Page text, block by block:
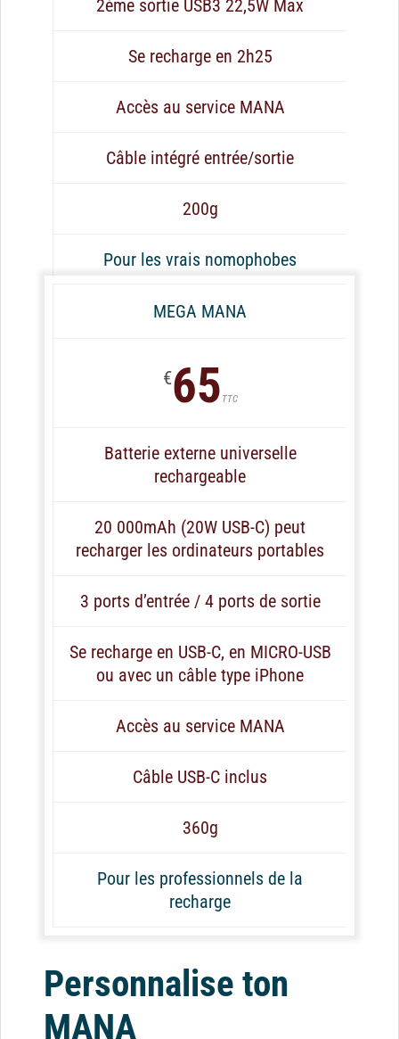
2ème sortie USB3 22,5W Max
Se recharge en 2h25
Accès au service MANA
Câble intégré entrée/sortie
200g
Pour les vrais nomophobes
MEGA MANA
€65 TTC
Batterie externe universelle
rechargeable
20 000mAh (20W USB-C) peut
recharger les ordinateurs portables
3 ports d’entrée / 4 ports de sortie
Se recharge en USB-C, en MICRO-USB
ou avec un câble type iPhone
Accès au service MANA
Câble USB-C inclus
360g
Pour les professionnels de la
recharge
Personnalise ton
MANA